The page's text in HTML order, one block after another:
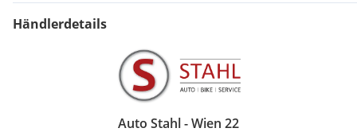
Händlerdetails
Auto Stahl - Wien 22